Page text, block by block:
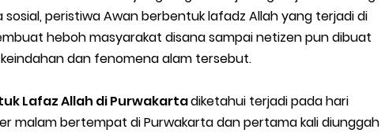
Nomor Shopeepay Sendiri dan Orang Lain
Gacor Untuk Ojek Online
sosial, peristiwa Awan berbentuk lafadz Allah yang terjadi di
heboh masyarakat disana sampai netizen pun dibuat
dan fenomena alam tersebut.
Lafaz Allah di Purwakartadiketahui terjadi pada hari
malam bertempat di Purwakarta dan pertama kali diunggah